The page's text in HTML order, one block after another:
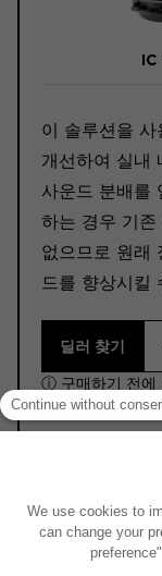
IC
이 솔루션을
개선하여 실내
사운드 분배를
하는 경우 기
없으므로 원래
드를 향상시킬
딜러 찾기
ⓘ 구매하기 전에
이 설치 도면
기준으로 제작
이 장착되어 있